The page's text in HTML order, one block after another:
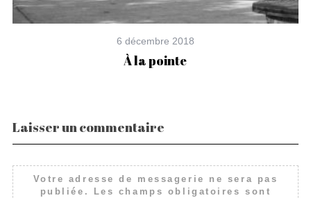
6 décembre 2018
À la pointe
Laisser un commentaire
Votre adresse de messagerie ne sera pas
publiée.
Les champs obligatoires sont